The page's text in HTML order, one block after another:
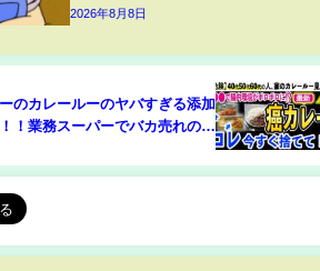
2026年8月8日
のカレールーのヤバすぎる添加
！業務スーパーでバカ売れのあ
〇が・・・？！今すぐそれ捨て